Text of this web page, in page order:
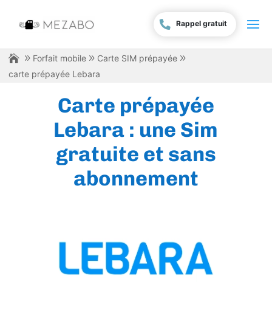
Rappel gratuit
Forfait mobile
Carte SIM prépayée
carte prépayée Lebara
Carte prépayée
Lebara : une Sim
gratuite et sans
abonnement